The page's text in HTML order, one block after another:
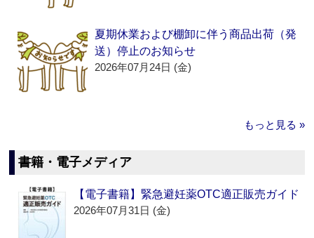
夏期休業および棚卸に伴う商品出荷（発
送）停止のお知らせ
2026年07月24日 (金)
もっと見る »
書籍・電子メディア
【電子書籍】緊急避妊薬OTC適正販売ガイド
2026年07月31日 (金)